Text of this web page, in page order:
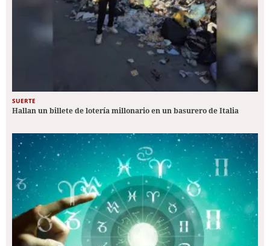
SUERTE
Hallan un billete de lotería millonario en un basurero de Italia